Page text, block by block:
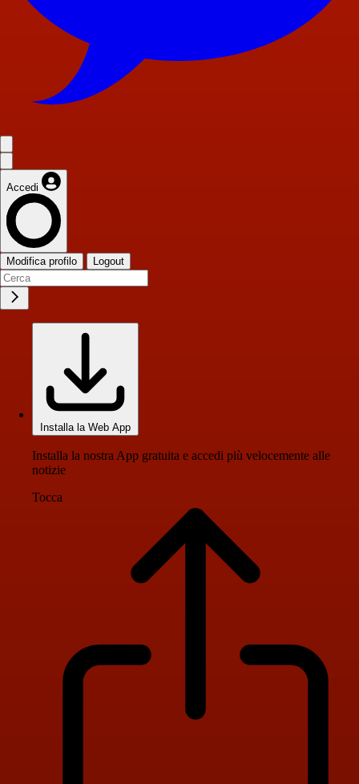
Accedi
Modifica profilo Logout
Installa la Web App
Installa la nostra App gratuita e accedi più velocemente alle
notizie
Tocca